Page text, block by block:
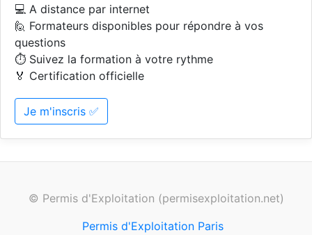
💻 A distance par internet
🙋 Formateurs disponibles pour répondre à vos
questions
⏱️ Suivez la formation à votre rythme
🏅 Certification officielle
Je m'inscris ✅
© Permis d'Exploitation (permisexploitation.net)
Permis d'Exploitation Paris